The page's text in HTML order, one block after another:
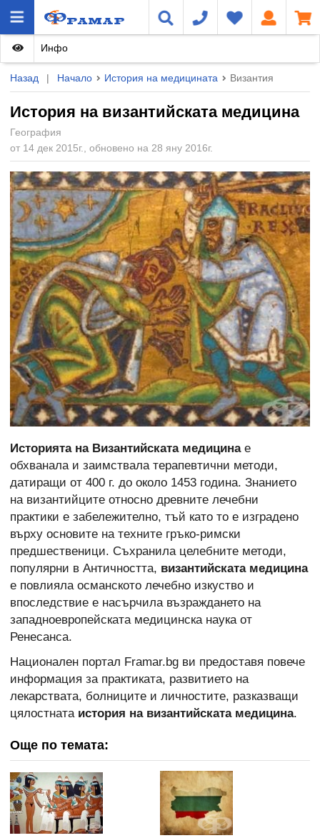
Назад | Начало История на медицината Византия
История на византийската медицина
География
от 14 дек 2015г., обновено на 28 яну 2016г.
Инфо
Историята на Византийската медицинае
обхванала и заимствала терапевтични методи,
датиращи от 400 г. до около 1453 година. Знанието
на византийците относно древните лечебни
практики е забележително, тъй като то е изградено
върху основите на техните гръко-римски
предшественици. Съхранила целебните методи,
популярни в Античността, византийската медицина
е повлияла османското лечебно изкуство и
впоследствие е насърчила възраждането на
западноевропейската медицинска наука от
Ренесанса.
Национален портал Framar.bg ви предоставя повече
информация за практиката, развитието на
лекарствата, болниците и личностите, разказващи
цялостната история на византийската медицина.
Още по темата: